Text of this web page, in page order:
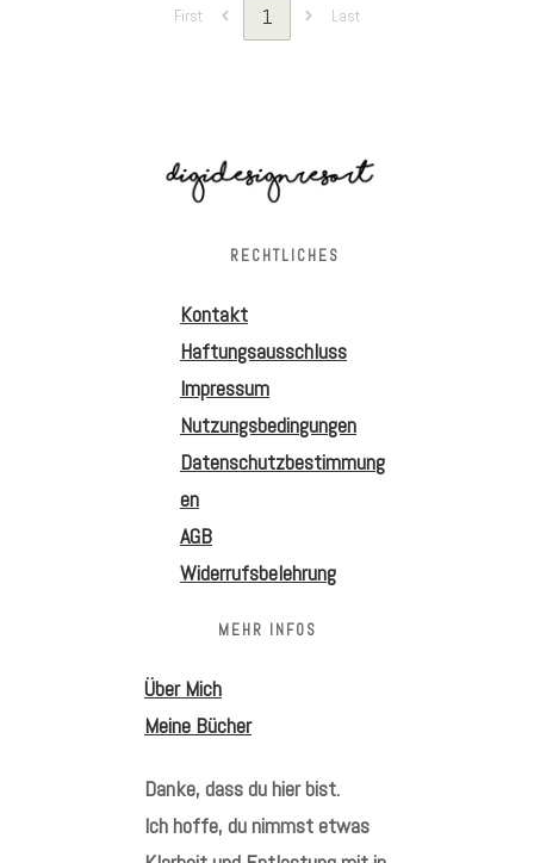
First 1 Last
RECHTLICHES
Kontakt
Haftungsausschluss
Impressum
Nutzungsbedingungen
Datenschutzbestimmung
en
AGB
Widerrufsbelehrung
MEHR INFOS
Über Mich
Meine Bücher
Danke, dass du hier bist.
Ich hoffe, du nimmst etwas